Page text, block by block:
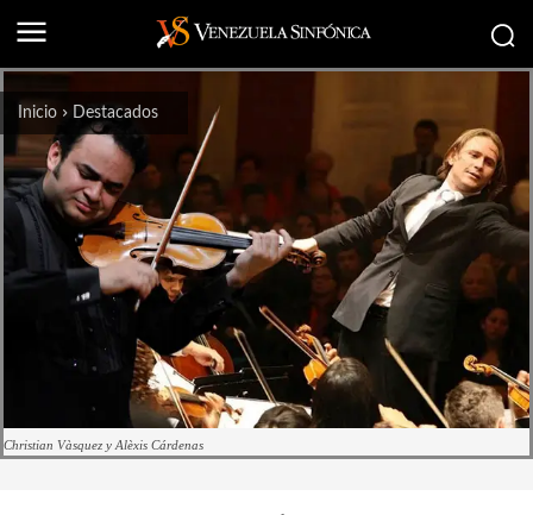
Inicio Destacados
Christian Vàsquez y Alèxis Cárdenas